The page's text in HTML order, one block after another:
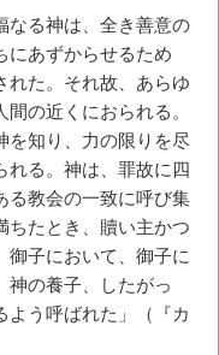
なる神は、全き善意の
にあずからせるため
れた。それ故、あらゆ
の近くにおられる。
を知り、力の限りを尽
れる。神は、罪故に四
る教会の一致に呼び集
ちたとき、贖い主かつ
御子において、御子に
神の養子、したがっ
よう呼ばれた」（『カ